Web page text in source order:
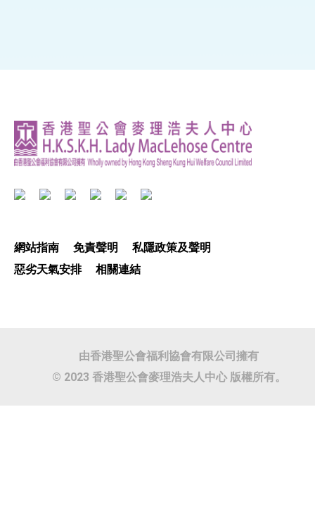
網站指南 免責聲明
私隱政策及聲明
惡劣天氣安排
相關連結
由香港聖公會福利協會有限公司擁有
© 2023 香港聖公會麥理浩夫人中心 版權所有。